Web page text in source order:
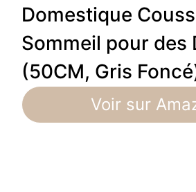
Domestique
Sommeil pour des
(50CM, Gris
Voir sur